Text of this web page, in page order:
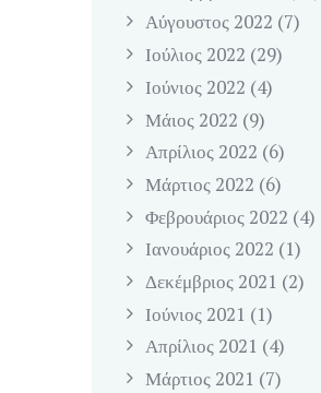
Αύγουστος 2022 (7)
Ιούλιος 2022 (29)
Ιούνιος 2022 (4)
Μάιος 2022 (9)
Απρίλιος 2022 (6)
Μάρτιος 2022 (6)
Φεβρουάριος 2022 (4)
Ιανουάριος 2022 (1)
Δεκέμβριος 2021 (2)
Ιούνιος 2021 (1)
Απρίλιος 2021 (4)
Μάρτιος 2021 (7)